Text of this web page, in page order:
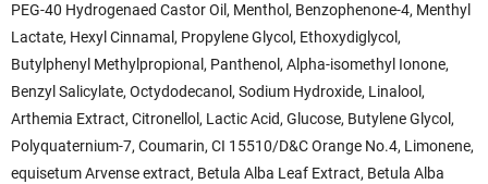
PEG-40 Hydrogenaed Castor Oil, Menthol, Benzophenone-4, Menthyl
Lactate, Hexyl Cinnamal, Propylene Glycol, Ethoxydiglycol,
Butylphenyl Methylpropional, Panthenol, Alpha-isomethyl Ionone,
Benzyl Salicylate, Octydodecanol, Sodium Hydroxide, Linalool,
Arthemia Extract, Citronellol, Lactic Acid, Glucose, Butylene Glycol,
Polyquaternium-7, Coumarin, CI 15510/D&C Orange No.4, Limonene,
equisetum Arvense extract, Betula Alba Leaf Extract, Betula Alba